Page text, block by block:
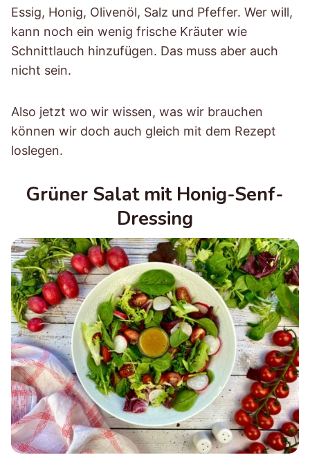
Essig, Honig, Olivenöl, Salz und Pfeffer. Wer will,
kann noch ein wenig frische Kräuter wie
Schnittlauch hinzufügen. Das muss aber auch
nicht sein.
Also jetzt wo wir wissen, was wir brauchen
können wir doch auch gleich mit dem Rezept
loslegen.
Grüner Salat mit Honig-Senf-
Dressing